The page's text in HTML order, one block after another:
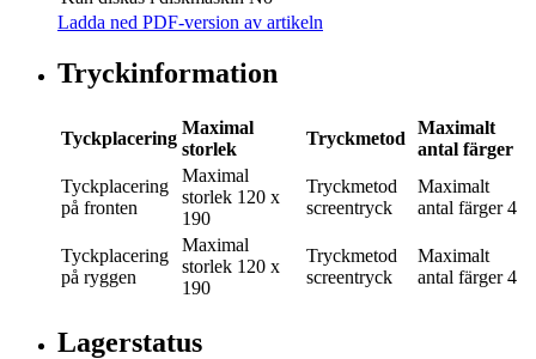
Ladda ned PDF-version av artikeln
Tryckinformation
Tyckplacering
Maximal
storlek
Tryckmetod
Maximalt
antal färger
Tyckplacering
på fronten
Maximal
storlek 120 x
190
Tryckmetod
screentryck
Maximalt
antal färger 4
Tyckplacering
på ryggen
Maximal
storlek 120 x
190
Tryckmetod
screentryck
Maximalt
antal färger 4
Lagerstatus